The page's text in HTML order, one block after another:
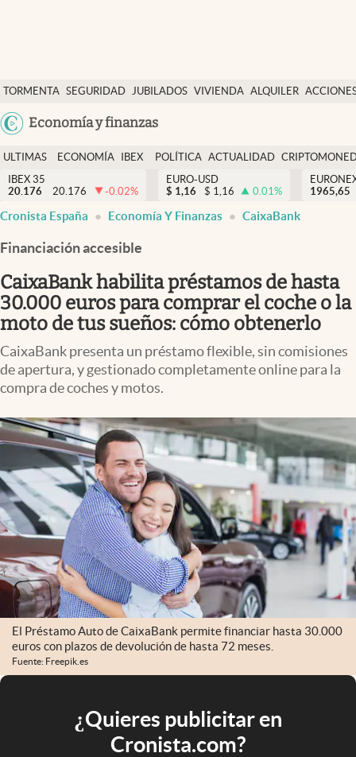
TORMENTA SEGURIDAD JUBILADOS VIVIENDA ALQUILER
USA
Colombia
Economía y finanzas
Economía y finanzas
Política
Actualidad
Criptomonedas
España
ULTIMAS
NOTICIAS
ECONOMÍA
FINANZAS
IBEX
EURO
POLÍTICA ACTUALIDAD
IBEX 35
20.176
20.176 -0.02%
EURO-USD
$ 1,16 $ 1,16 0.01%
1965,65
Cronista España Economía Y Finanzas CaixaBank
Financiación accesible
CaixaBank habilita préstamos de hasta
30.000 euros para comprar el coche o la
moto de tus sueños: cómo obtenerlo
CaixaBank presenta un préstamo flexible, sin comisiones
de apertura, y gestionado completamente online para la
compra de coches y motos.
El Préstamo Auto de CaixaBank permite financiar hasta 30.000
euros con plazos de devolución de hasta 72 meses.
Fuente: Freepik.es
¿Quieres publicitar en
Cronista.com?